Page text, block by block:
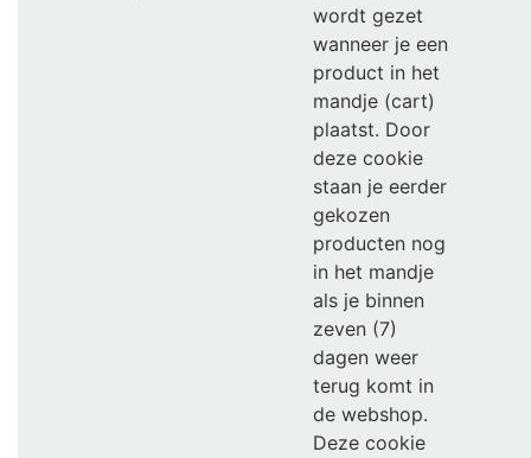
wordt gezet
wanneer je een
product in het
mandje (cart)
plaatst. Door
deze cookie
staan je eerder
gekozen
producten nog
in het mandje
als je binnen
zeven (7)
dagen weer
terug komt in
de webshop.
Deze cookie